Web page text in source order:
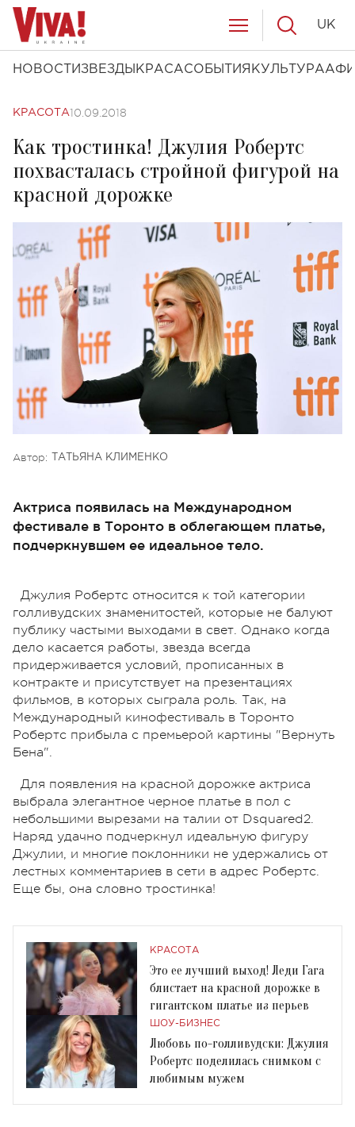
НОВОСТИ ЗВЕЗДЫ КРАСАСОБЫТИЯ КУЛЬТУРА
UK
КРАСОТА10.09.2018
Как тростинка! Джулия Робертс
похвасталась стройной фигурой на
красной дорожке
Автор: ТАТЬЯНА КЛИМЕНКО
Актриса появилась на Международном
фестивале в Торонто в облегающем платье,
подчеркнувшем ее идеальное тело.
Джулия Робертс относится к той категории
голливудских знаменитостей, которые не балуют
публику частыми выходами в свет. Однако когда
дело касается работы, звезда всегда
придерживается условий, прописанных в
контракте и присутствует на презентациях
фильмов, в которых сыграла роль. Так, на
Международный кинофестиваль в Торонто
Робертс прибыла с премьерой картины "Вернуть
Бена".
Для появления на красной дорожке актриса
выбрала элегантное черное платье в пол с
небольшими вырезами на талии от Dsquared2.
Наряд удачно подчеркнул идеальную фигуру
Джулии, и многие поклонники не удержались от
лестных комментариев в сети в адрес Робертс.
Еще бы, она словно тростинка!
КРАСОТА
Это ее лучший выход! Леди Гага
блистает на красной дорожке в
гигантском платье из перьев
ШОУ-БИЗНЕС
Любовь по-голливудски: Джулия
Робертс поделилась снимком с
любимым мужем